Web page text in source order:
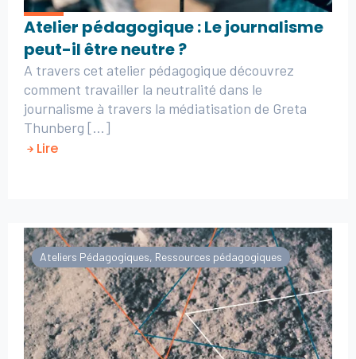
Atelier pédagogique : Le journalisme
peut-il être neutre ?
A travers cet atelier pédagogique découvrez
comment travailler la neutralité dans le
journalisme à travers la médiatisation de Greta
Thunberg [...]
Lire
Ateliers Pédagogiques, Ressources pédagogiques